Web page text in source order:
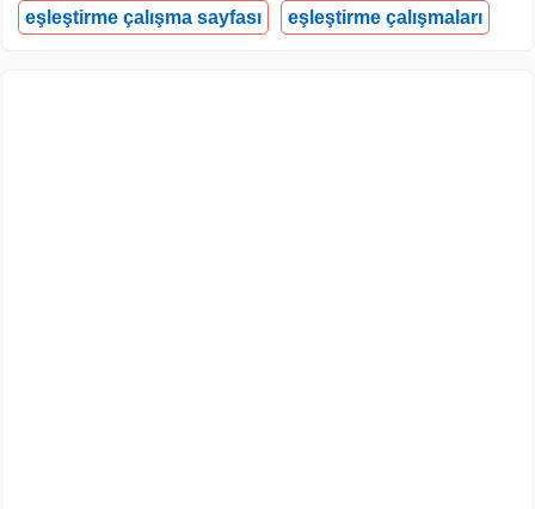
eşleştirme çalışma sayfası eşleştirme çalışmaları